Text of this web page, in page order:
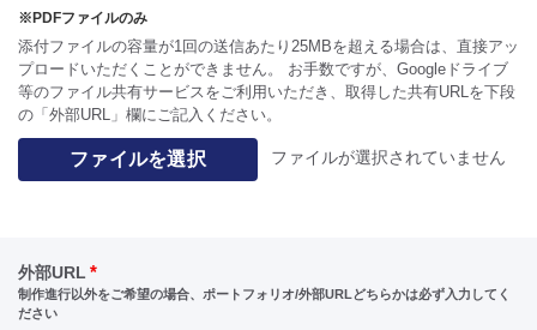
※PDFファイルのみ
添付ファイルの容量が1回の送信あたり25MBを超える場合は、直接アッ
プロードいただくことができません。 お手数ですが、Googleドライブ
等のファイル共有サービスをご利用いただき、取得した共有URLを下段
の「外部URL」欄にご記入ください。
ファイルを選択 ファイルが選択されていません
外部URL *
制作進行以外をご希望の場合、ポートフォリオ/外部URLどちらかは必ず入力してく
ださい